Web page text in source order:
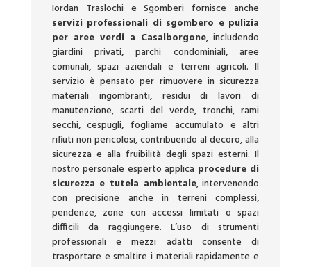
Iordan Traslochi e Sgomberi fornisce anche
servizi professionali di sgombero e pulizia
per aree verdi a Casalborgone, includendo
giardini privati, parchi condominiali, aree
comunali, spazi aziendali e terreni agricoli. Il
servizio è pensato per rimuovere in sicurezza
materiali ingombranti, residui di lavori di
manutenzione, scarti del verde, tronchi, rami
secchi, cespugli, fogliame accumulato e altri
rifiuti non pericolosi, contribuendo al decoro, alla
sicurezza e alla fruibilità degli spazi esterni. Il
nostro personale esperto applica procedure di
sicurezza e tutela ambientale, intervenendo
con precisione anche in terreni complessi,
pendenze, zone con accessi limitati o spazi
difficili da raggiungere. L’uso di strumenti
professionali e mezzi adatti consente di
trasportare e smaltire i materiali rapidamente e